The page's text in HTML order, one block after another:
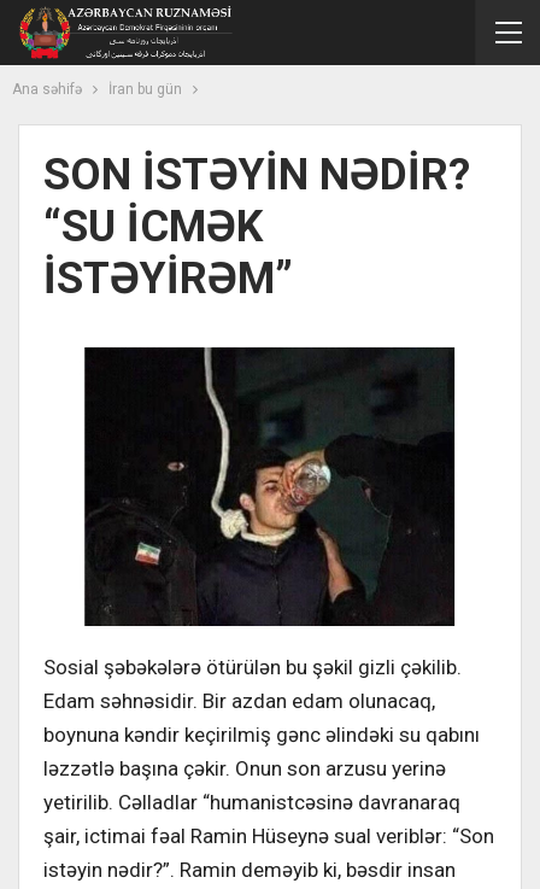
Ana səhifə İran bu gün
SON İSTƏYİN NƏDİR?
“SU İCMƏK
İSTƏYİRƏM”
Sosial şəbəkələrə ötürülən bu şəkil gizli çəkilib.
Edam səhnəsidir. Bir azdan edam olunacaq,
boynuna kəndir keçirilmiş gənc əlindəki su qabını
ləzzətlə başına çəkir. Onun son arzusu yerinə
yetirilib. Cəlladlar “humanistcəsinə davranaraq
şair, ictimai fəal Ramin Hüseynə sual veriblər: “Son
istəyin nədir?”. Ramin deməyib ki, bəsdir insan